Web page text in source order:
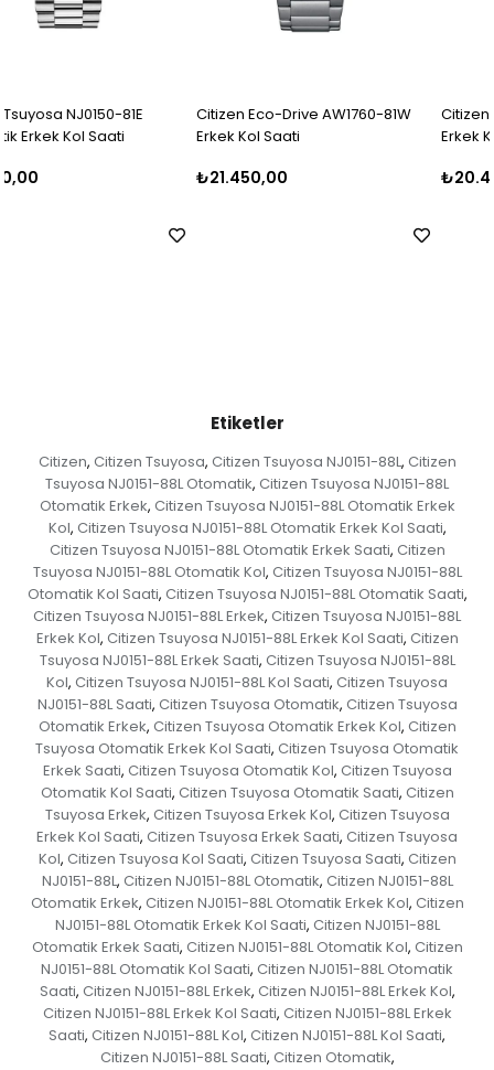
Citizen Eco-Drive AW1760-81W
Erkek Kol Saati
₺21.450,00
Citizen Eco-Drive AW1710-80E
Erkek Kol Saati
₺20.460,00
Etiketler
Citizen, Citizen Tsuyosa, Citizen Tsuyosa NJ0151-88L, Citizen
Tsuyosa NJ0151-88L Otomatik, Citizen Tsuyosa NJ0151-88L
Otomatik Erkek, Citizen Tsuyosa NJ0151-88L Otomatik Erkek
Kol, Citizen Tsuyosa NJ0151-88L Otomatik Erkek Kol Saati,
Citizen Tsuyosa NJ0151-88L Otomatik Erkek Saati, Citizen
Tsuyosa NJ0151-88L Otomatik Kol, Citizen Tsuyosa NJ0151-88L
Otomatik Kol Saati, Citizen Tsuyosa NJ0151-88L Otomatik Saati,
Citizen Tsuyosa NJ0151-88L Erkek, Citizen Tsuyosa NJ0151-88L
Erkek Kol, Citizen Tsuyosa NJ0151-88L Erkek Kol Saati, Citizen
Tsuyosa NJ0151-88L Erkek Saati, Citizen Tsuyosa NJ0151-88L
Kol, Citizen Tsuyosa NJ0151-88L Kol Saati, Citizen Tsuyosa
NJ0151-88L Saati, Citizen Tsuyosa Otomatik, Citizen Tsuyosa
Otomatik Erkek, Citizen Tsuyosa Otomatik Erkek Kol, Citizen
Tsuyosa Otomatik Erkek Kol Saati, Citizen Tsuyosa Otomatik
Erkek Saati, Citizen Tsuyosa Otomatik Kol, Citizen Tsuyosa
Otomatik Kol Saati, Citizen Tsuyosa Otomatik Saati, Citizen
Tsuyosa Erkek, Citizen Tsuyosa Erkek Kol, Citizen Tsuyosa
Erkek Kol Saati, Citizen Tsuyosa Erkek Saati, Citizen Tsuyosa
Kol, Citizen Tsuyosa Kol Saati, Citizen Tsuyosa Saati, Citizen
NJ0151-88L, Citizen NJ0151-88L Otomatik, Citizen NJ0151-88L
Otomatik Erkek, Citizen NJ0151-88L Otomatik Erkek Kol, Citizen
NJ0151-88L Otomatik Erkek Kol Saati, Citizen NJ0151-88L
Otomatik Erkek Saati, Citizen NJ0151-88L Otomatik Kol, Citizen
NJ0151-88L Otomatik Kol Saati, Citizen NJ0151-88L Otomatik
Saati, Citizen NJ0151-88L Erkek, Citizen NJ0151-88L Erkek Kol,
Citizen NJ0151-88L Erkek Kol Saati, Citizen NJ0151-88L Erkek
Saati, Citizen NJ0151-88L Kol, Citizen NJ0151-88L Kol Saati,
Citizen NJ0151-88L Saati, Citizen Otomatik,